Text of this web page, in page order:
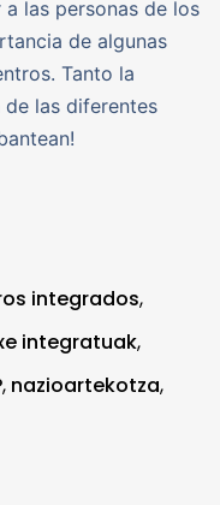
las personas de los
de algunas
Tanto la
las diferentes
integrados,
integratuak,
, nazioartekotza,